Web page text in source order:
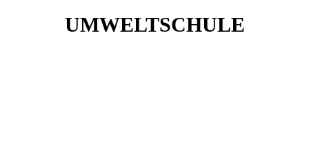
UMWELTSCHULE